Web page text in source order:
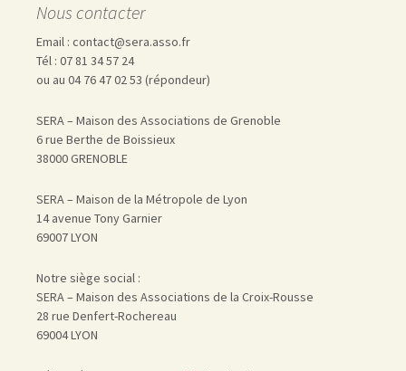
Nous contacter
Email : contact@sera.asso.fr
Tél : 07 81 34 57 24
ou au 04 76 47 02 53 (répondeur)
SERA – Maison des Associations de Grenoble
6 rue Berthe de Boissieux
38000 GRENOBLE
SERA – Maison de la Métropole de Lyon
14 avenue Tony Garnier
69007 LYON
Notre siège social :
SERA – Maison des Associations de la Croix-Rousse
28 rue Denfert-Rochereau
69004 LYON